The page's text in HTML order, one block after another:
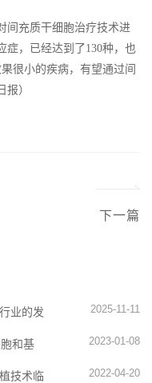
间充质干细胞治疗技术进
症，已经达到了130种，也
很小的疾病，有望通过间
）
下一篇
业的发
2025-11-11
和基
2023-01-08
技术临
2022-04-20